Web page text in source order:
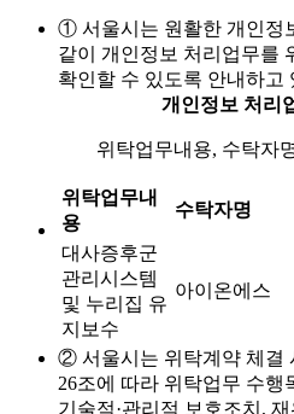
① 서울시는 원활한 개인정
같이 개인정보 처리업무를
확인할 수 있도록 안내하고
개인정보 처리
위탁업무내용, 수탁자
위탁업무내
용
수탁자명
대사증후군
관리시스템
및 누리집 유
지보수
아이온에스
② 서울시는 위탁계약 체결
26조에 따라 위탁업무 수행
기술적·관리적 보호조치,